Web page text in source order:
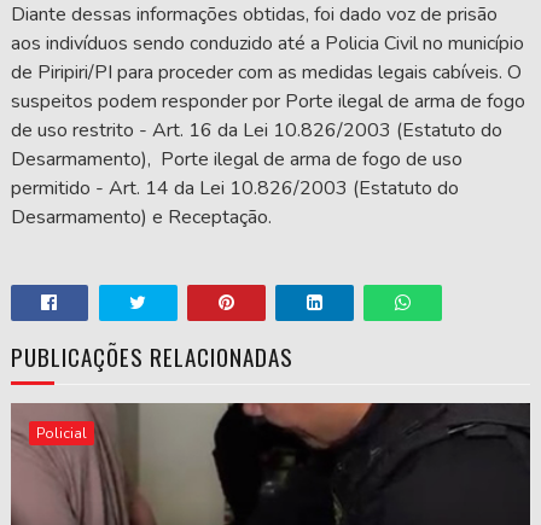
Diante dessas informações obtidas, foi dado voz de prisão
aos indivíduos sendo conduzido até a Policia Civil no município
de Piripiri/PI para proceder com as medidas legais cabíveis. O
suspeitos podem responder por Porte ilegal de arma de fogo
de uso restrito - Art. 16 da Lei 10.826/2003 (Estatuto do
Desarmamento), Porte ilegal de arma de fogo de uso
permitido - Art. 14 da Lei 10.826/2003 (Estatuto do
Desarmamento) e Receptação.
PUBLICAÇÕES RELACIONADAS
Policial